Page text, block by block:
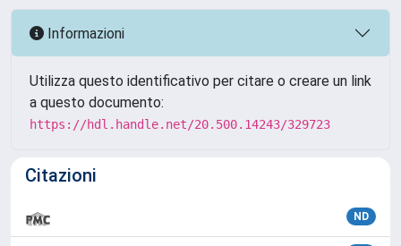
Informazioni
Utilizza questo identificativo per citare o creare un link
a questo documento:
https://hdl.handle.net/20.500.14243/329723
Citazioni
ND